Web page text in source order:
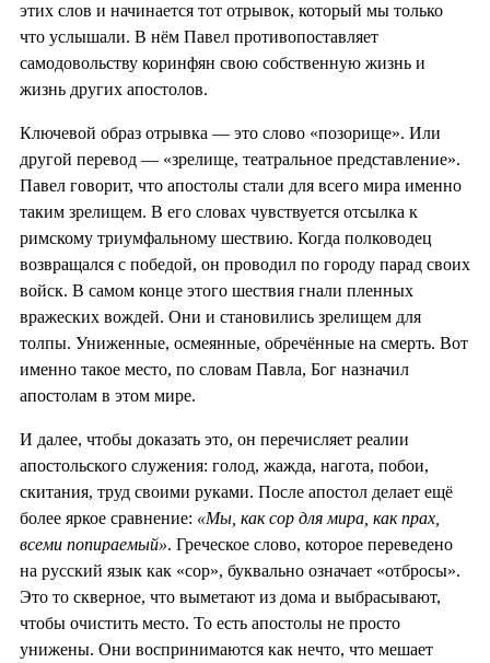
этих слов и начинается тот отрывок, который мы только
что услышали. В нём Павел противопоставляет
самодовольству коринфян свою собственную жизнь и
жизнь других апостолов.
Ключевой образ отрывка — это слово «позорище». Или
другой перевод — «зрелище, театральное представление».
Павел говорит, что апостолы стали для всего мира именно
таким зрелищем. В его словах чувствуется отсылка к
римскому триумфальному шествию. Когда полководец
возвращался с победой, он проводил по городу парад своих
войск. В самом конце этого шествия гнали пленных
вражеских вождей. Они и становились зрелищем для
толпы. Униженные, осмеянные, обречённые на смерть. Вот
именно такое место, по словам Павла, Бог назначил
апостолам в этом мире.
И далее, чтобы доказать это, он перечисляет реалии
апостольского служения: голод, жажда, нагота, побои,
скитания, труд своими руками. После апостол делает ещё
более яркое сравнение: «Мы, как сор для мира, как прах,
всеми попираемый». Греческое слово, которое переведено
на русский язык как «сор», буквально означает «отбросы».
Это то скверное, что выметают из дома и выбрасывают,
чтобы очистить место. То есть апостолы не просто
унижены. Они воспринимаются как нечто, что мешает